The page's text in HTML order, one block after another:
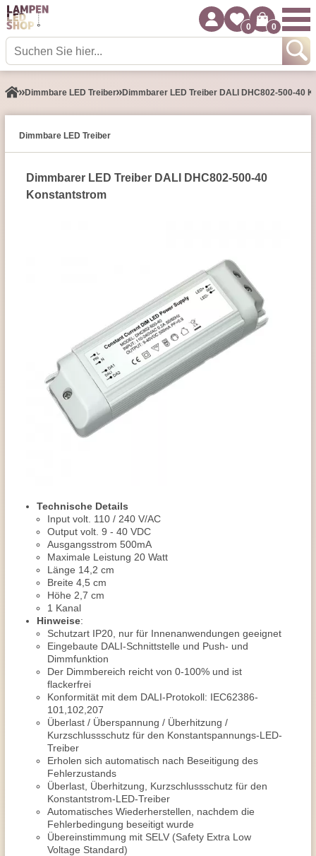
0 0
Dimmbare LED Treiber Dimmbarer LED Treiber DALI DHC802-500-40
Dimmbare LED Treiber
Dimmbarer LED Treiber DALI DHC802-500-40
Konstantstrom
Technische Details
Input volt. 110 / 240 V/AC
Output volt. 9 - 40 VDC
Ausgangsstrom 500mA
Maximale Leistung 20 Watt
Länge 14,2 cm
Breite 4,5 cm
Höhe 2,7 cm
1 Kanal
Hinweise:
Schutzart IP20, nur für Innenanwendungen geeignet
Eingebaute DALI-Schnittstelle und Push- und
Dimmfunktion
Der Dimmbereich reicht von 0-100% und ist
flackerfrei
Konformität mit dem DALI-Protokoll: IEC62386-
101,102,207
Überlast / Überspannung / Überhitzung /
Kurzschlussschutz für den Konstantspannungs-LED-
Treiber
Erholen sich automatisch nach Beseitigung des
Fehlerzustands
Überlast, Überhitzung, Kurzschlussschutz für den
Konstantstrom-LED-Treiber
Automatisches Wiederherstellen, nachdem die
Fehlerbedingung beseitigt wurde
Übereinstimmung mit SELV (Safety Extra Low
Voltage Standard)